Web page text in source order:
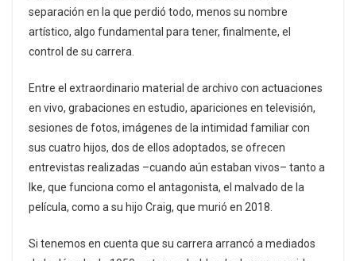
separación en la que perdió todo, menos su nombre
artístico, algo fundamental para tener, finalmente, el
control de su carrera.
Entre el extraordinario material de archivo con actuaciones
en vivo, grabaciones en estudio, apariciones en televisión,
sesiones de fotos, imágenes de la intimidad familiar con
sus cuatro hijos, dos de ellos adoptados, se ofrecen
entrevistas realizadas –cuando aún estaban vivos– tanto a
Ike, que funciona como el antagonista, el malvado de la
película, como a su hijo Craig, que murió en 2018.
Si tenemos en cuenta que su carrera arrancó a mediados